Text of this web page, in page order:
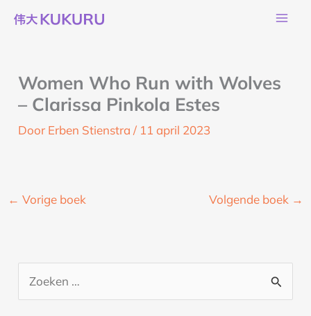
naar
Women Who Run with Wolves
– Clarissa Pinkola Estes
Door Erben Stienstra/ 11 april 2023
← Vorige boek Volgende boek →